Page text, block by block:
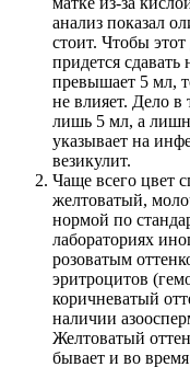
анализ показал
стоит. Чтобы
придется
превышает 5 мл,
не влияет. Дело в
лишь 5 мл, а
указывает на
везикулит.
Чаще всего цвет
желтоватый,
нормой по
лабораториях
розоватым
эритроцитов
коричневатый
наличии
Желтоватый
бывает и во